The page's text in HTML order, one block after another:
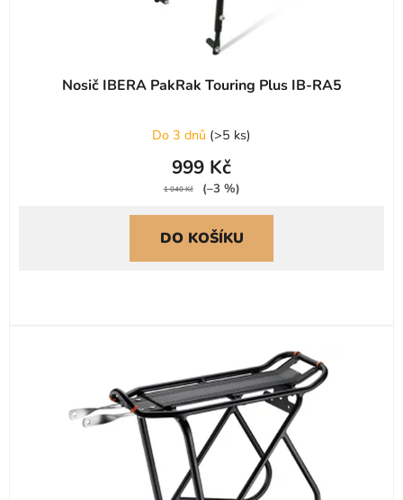
Nosič IBERA PakRak Touring Plus IB-RA5
Do 3 dnů (>5 ks)
999 Kč
1 040 Kč (–3 %)
DO KOŠÍKU